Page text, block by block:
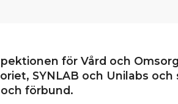
för Vård och
SYNLAB och Unilabs
förbund.